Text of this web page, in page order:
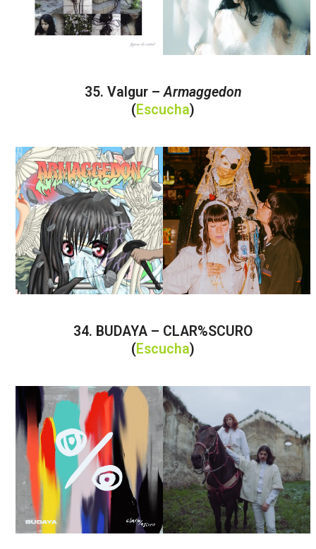
35. Valgur –Armaggedon
(Escucha)
34. BUDAYA – CLAR%SCURO
(Escucha)